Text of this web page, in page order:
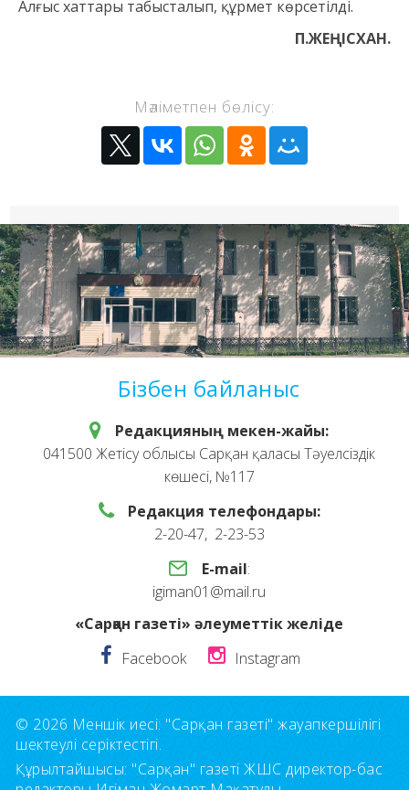
Алғыс хаттары табысталып, құрмет көрсетілді.
П.ЖЕҢІСХАН.
Мәліметпен бөлісу:
Бізбен байланыс
Редакцияның мекен-жайы:
041500 Жетісу облысы Сарқан қаласы Тәуелсіздік
көшесі, №117
Редакция телефондары:
2-20-47, 2-23-53
E-mail:
igiman01@mail.ru
«Сарқан газеті» әлеуметтік желіде
Facebook
Instagram
© 2026 Меншік иесі: "Сарқан газеті" жауапкершілігі
шектеулі серіктестігі.
Құрылтайшысы: "Сарқан" газеті ЖШС директор-бас